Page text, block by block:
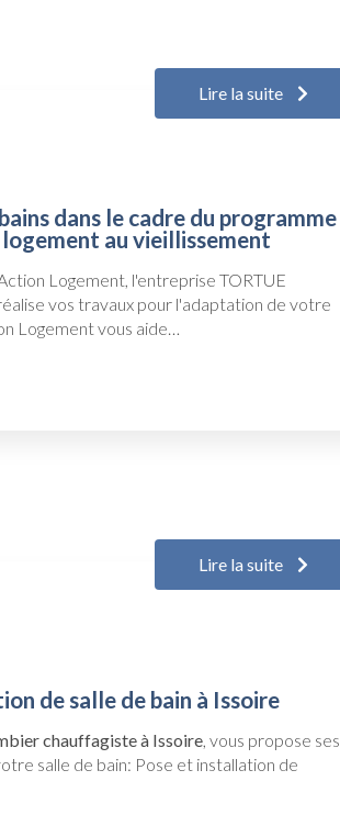
dans le cadre du programme
au vieillissement
Logement, l'entreprise TORTUE
vos travaux pour l'adaptation de votre
Logement vous aide…
Lire la suite
de salle de bain à Issoire
chauffagiste à Issoire, vous propose ses
salle de bain: Pose et installation de
Lire la suite